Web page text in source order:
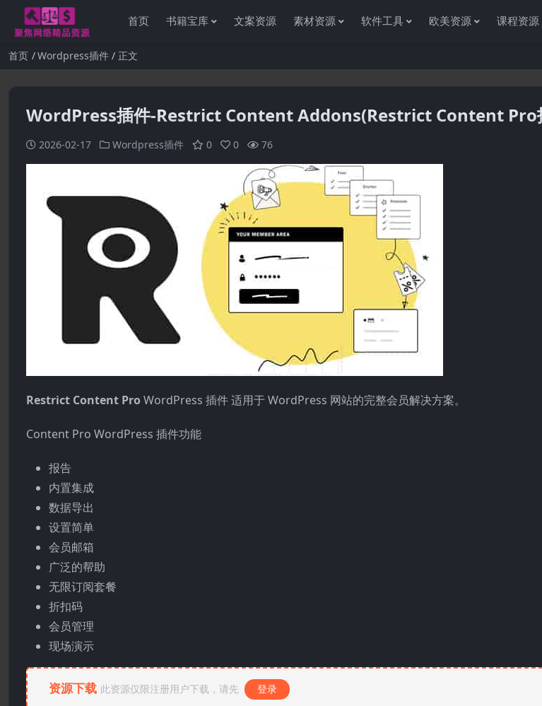
首页 书籍宝库 文案资源 素材资源 软件工具 欧美资源 课程资源
首页 Wordpress插件 正文
WordPress插件-Restrict Content Addons(Restrict Content Pro
2026-02-17 Wordpress插件 0 0 76
Restrict Content ProWordPress 插件 适用于 WordPress 网站的完整会员解决方案。
Content Pro WordPress 插件功能
报告
内置集成
数据导出
设置简单
会员邮箱
广泛的帮助
无限订阅套餐
折扣码
会员管理
现场演示
资源下载 此资源仅限注册用户下载，请先 登录
感谢您访问资源